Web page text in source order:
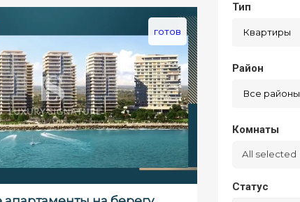
готов
Тип
Квартиры
Район
Все районы
Комнаты
All selected
Статус